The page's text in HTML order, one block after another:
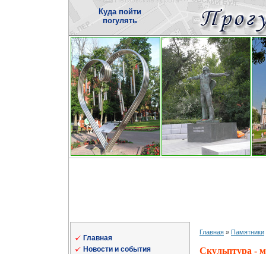
Куда пойти
погулять
Главная
Новости и события
Главная » Памятники
Скульптура -